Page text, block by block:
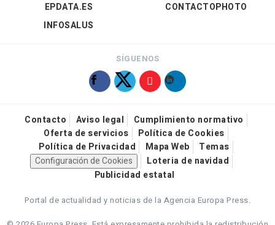
EPDATA.ES
INFOSALUS
CONTACTOPHOTO
SÍGUENOS
Contacto Aviso legal
Cumplimiento normativo
Oferta de servicios
Política de Cookies
Política de Privacidad
Mapa Web
Temas
Configuración de Cookies
Loteria de navidad
Publicidad estatal
Portal de actualidad y noticias de la Agencia Europa Press.